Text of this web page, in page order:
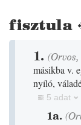
fisztula
1. (Orvos,
másikba v.
nyíló,
5 adat
1a. (